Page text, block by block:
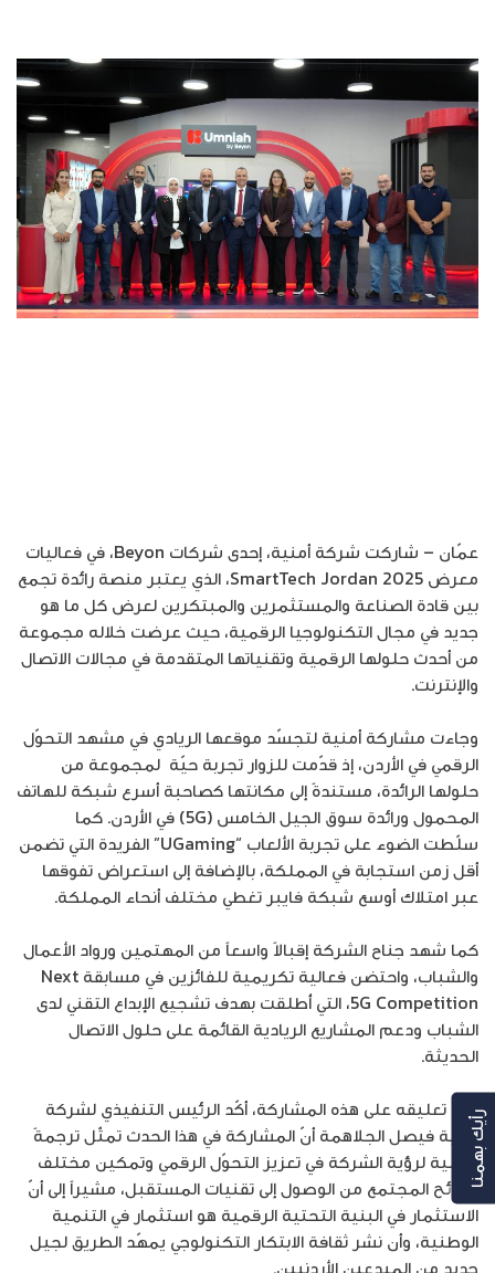
عمّان – شاركت شركة أمنية، إحدى شركات Beyon، في فعاليات
معرض SmartTech Jordan 2025، الذي يعتبر منصة رائدة تجمع
بين قادة الصناعة والمستثمرين والمبتكرين لعرض كل ما هو
جديد في مجال التكنولوجيا الرقمية، حيث عرضت خلاله مجموعة
من أحدث حلولها الرقمية وتقنياتها المتقدمة في مجالات الاتصال
والإنترنت.
وجاءت مشاركة أمنية لتجسّد موقعها الريادي في مشهد التحوّل
الرقمي في الأردن، إذ قدّمت للزوار تجربة حيّة لمجموعة من
حلولها الرائدة، مستندةً إلى مكانتها كصاحبة أسرع شبكة للهاتف
المحمول ورائدة سوق الجيل الخامس (5G) في الأردن. كما
سلّطت الضوء على تجربة الألعاب “UGaming” الفريدة التي تضمن
أقل زمن استجابة في المملكة، بالإضافة إلى استعراض تفوقها
عبر امتلاك أوسع شبكة فايبر تغطي مختلف أنحاء المملكة.
كما شهد جناح الشركة إقبالاً واسعاً من المهتمين ورواد الأعمال
والشباب، واحتضن فعالية تكريمية للفائزين في مسابقة Next
5G Competition، التي أُطلقت بهدف تشجيع الإبداع التقني لدى
الشباب ودعم المشاريع الريادية القائمة على حلول الاتصال
الحديثة.
وفي تعليقه على هذه المشاركة، أكّد الرئيس التنفيذي لشركة
أمنية فيصل الجلاهمة أنّ المشاركة في هذا الحدث تمثّل ترجمةً
عملية لرؤية الشركة في تعزيز التحوّل الرقمي وتمكين مختلف
شرائح المجتمع من الوصول إلى تقنيات المستقبل، مشيراً إلى أنّ
الاستثمار في البنية التحتية الرقمية هو استثمار في التنمية
الوطنية، وأن نشر ثقافة الابتكار التكنولوجي يمهّد الطريق لجيل
جديد من المبدعين الأردنيين.
رأيك بهمنا